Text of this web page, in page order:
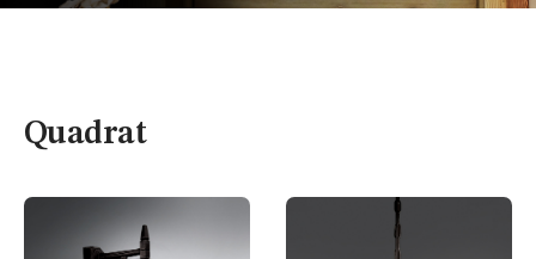
Quadrat